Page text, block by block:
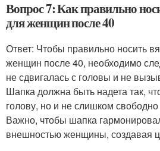
Вопрос 7: Как правильно
для женщин после 40
Ответ: Чтобы правильно носить
женщин после 40, необходимо
не сдвигалась с головы и не
Шапка должна быть надета так,
голову, но и не слишком
Важно, чтобы шапка
внешностью женщины, создавая